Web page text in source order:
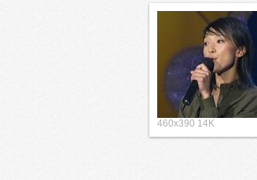
460x390 14K